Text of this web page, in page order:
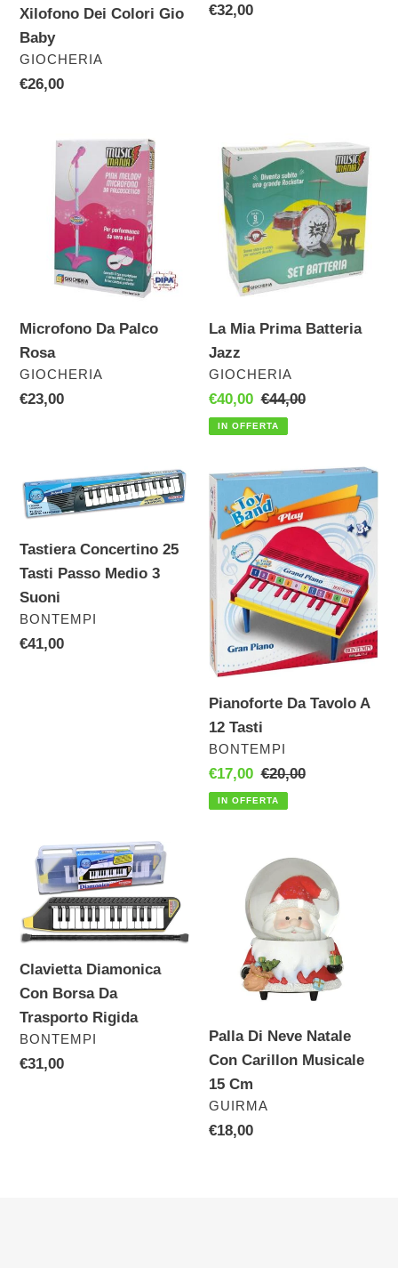
Xilofono Dei Colori Gio
Baby
VENDITORE
GIOCHERIA
Prezzo
€26,00
Prezzo
€32,00
Microfono
Palco
Rosa
Microfono Da Palco
Rosa
VENDITORE
GIOCHERIA
Prezzo
€23,00
La
Mia
Prima
Batteria
Jazz
La Mia Prima Batteria
Jazz
VENDITORE
GIOCHERIA
Prezzo
scontato
€40,00 Prezzo
di
€44,00
IN OFFERTA
Tastiera
Concertino
25
Tasti
Passo
Medio
3
Suoni
Tastiera Concertino 25
Tasti Passo Medio 3
Suoni
VENDITORE
BONTEMPI
Prezzo
€41,00
Pianoforte
Da
Tavolo
A
12
Tasti
Pianoforte Da Tavolo A
12 Tasti
VENDITORE
BONTEMPI
Prezzo
scontato
€17,00 Prezzo
di
€20,00
IN OFFERTA
Clavietta
Diamonica
Con
Borsa
Da
Trasporto
Rigida
Clavietta Diamonica
Con Borsa Da
Trasporto Rigida
VENDITORE
BONTEMPI
Prezzo
€31,00
Natale
Carillon
Musicale
Cm
Palla Di Neve Natale
Con Carillon Musicale
15 Cm
VENDITORE
GUIRMA
Prezzo
€18,00